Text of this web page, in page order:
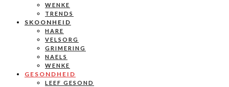
WENKE
TRENDS
SKOONHEID
HARE
VELSORG
GRIMERING
NAELS
WENKE
GESONDHEID
LEEF GESOND